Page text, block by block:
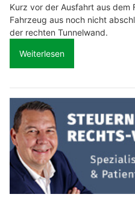
Kurz vor der Ausfahrt aus dem
Fahrzeug aus noch nicht
der rechten Tunnelwand.
Weiterlesen